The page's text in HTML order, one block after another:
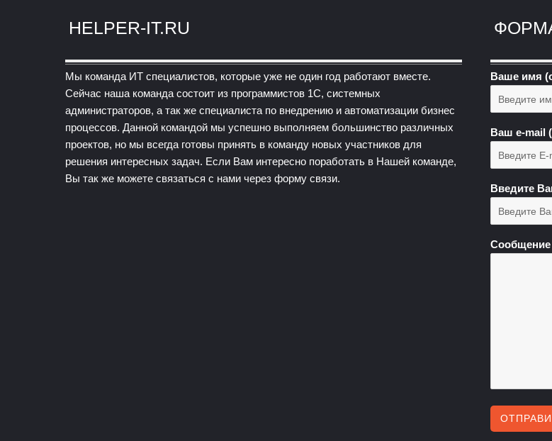
HELPER-IT.RU
Мы команда ИТ специалистов, которые уже не один год работают вместе.
Сейчас наша команда состоит из программистов 1С, системных
администраторов, а так же специалиста по внедрению и автоматизации бизнес
процессов. Данной командой мы успешно выполняем большинство различных
проектов, но мы всегда готовы принять в команду новых участников для
решения интересных задач. Если Вам интересно поработать в Нашей команде,
Вы так же можете связаться с нами через форму связи.
Ваше имя
Ваш e-mail
Введите
Сообщение